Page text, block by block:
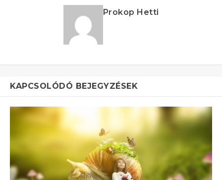
Prokop Hetti
KAPCSOLÓDÓ BEJEGYZÉSEK